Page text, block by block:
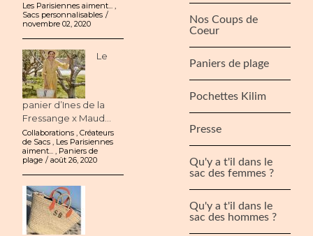
Les Parisiennes aiment... ,
Sacs personnalisables
novembre 02, 2020
Le
panier d’Ines de la
Fressange x Maud...
Collaborations ,Créateurs
de Sacs , Les Parisiennes
aiment... , Paniers de
plage
août 26, 2020
Nos Coups de
Coeur
Paniers de plage
Pochettes Kilim
Presse
Qu'y a t'il dans le
sac des femmes ?
Qu'y a t'il dans le
sac des hommes ?